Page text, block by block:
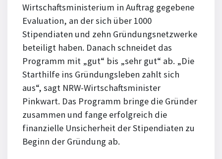
Wirtschaftsministerium in Auftrag gegebene
Evaluation, an der sich über 1000
Stipendiaten und zehn Gründungsnetzwerke
beteiligt haben. Danach schneidet das
Programm mit „gut“ bis „sehr gut“ ab. „Die
Starthilfe ins Gründungsleben zahlt sich
aus“, sagt NRW-Wirtschaftsminister
Pinkwart. Das Programm bringe die Gründer
zusammen und fange erfolgreich die
finanzielle Unsicherheit der Stipendiaten zu
Beginn der Gründung ab.